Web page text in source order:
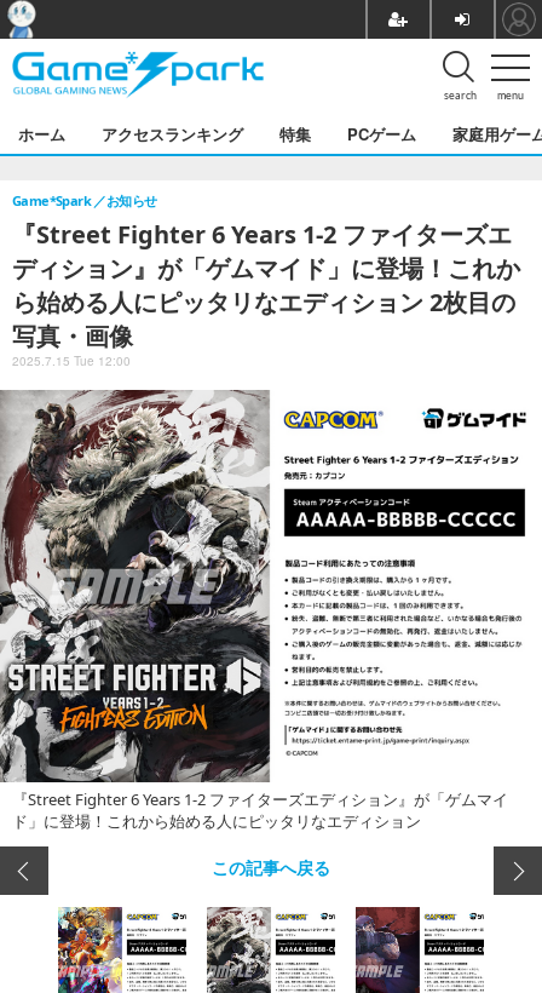
menu
search
ホーム アクセスランキング 特集 PCゲーム 家庭用ゲー
『Street Fighter 6 Years 1-2 ファイターズエ
ディション』が「ゲムマイド」に登場！これか
ら始める人にピッタリなエディション 2枚目の
写真・画像
Game*Spark お知らせ
2025.7.15 Tue 12:00
『Street Fighter 6 Years 1-2 ファイターズエディション』が「ゲムマイ
ド」に登場！これから始める人にピッタリなエディション
この記事へ戻る